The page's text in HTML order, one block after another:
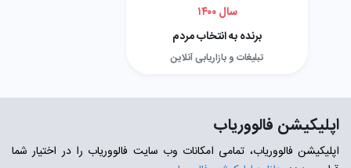
سال ۱۴۰۰
برنده به انتخاب مردم
تبلیغات و بازاریابی آنلاین
اپلیکیشن فالووریاب
اپلیکیشن فالووریاب، تمامی امکانات وب سایت فالووریاب را در اختیار شما